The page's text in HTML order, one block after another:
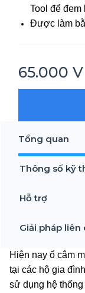
Tool để đem
Được làm
65.000
Tổng quan
Thông số kỹ
Hỗ trợ
Giải pháp liên
Hiện nay ổ cắm
tại các hộ gia
sử dụng hệ